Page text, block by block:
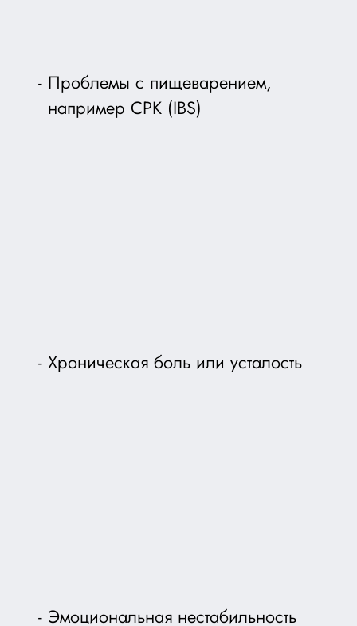
Проблемы с пищеварением,
например СРК (IBS)
Хроническая боль или усталость
Эмоциональная нестабильность